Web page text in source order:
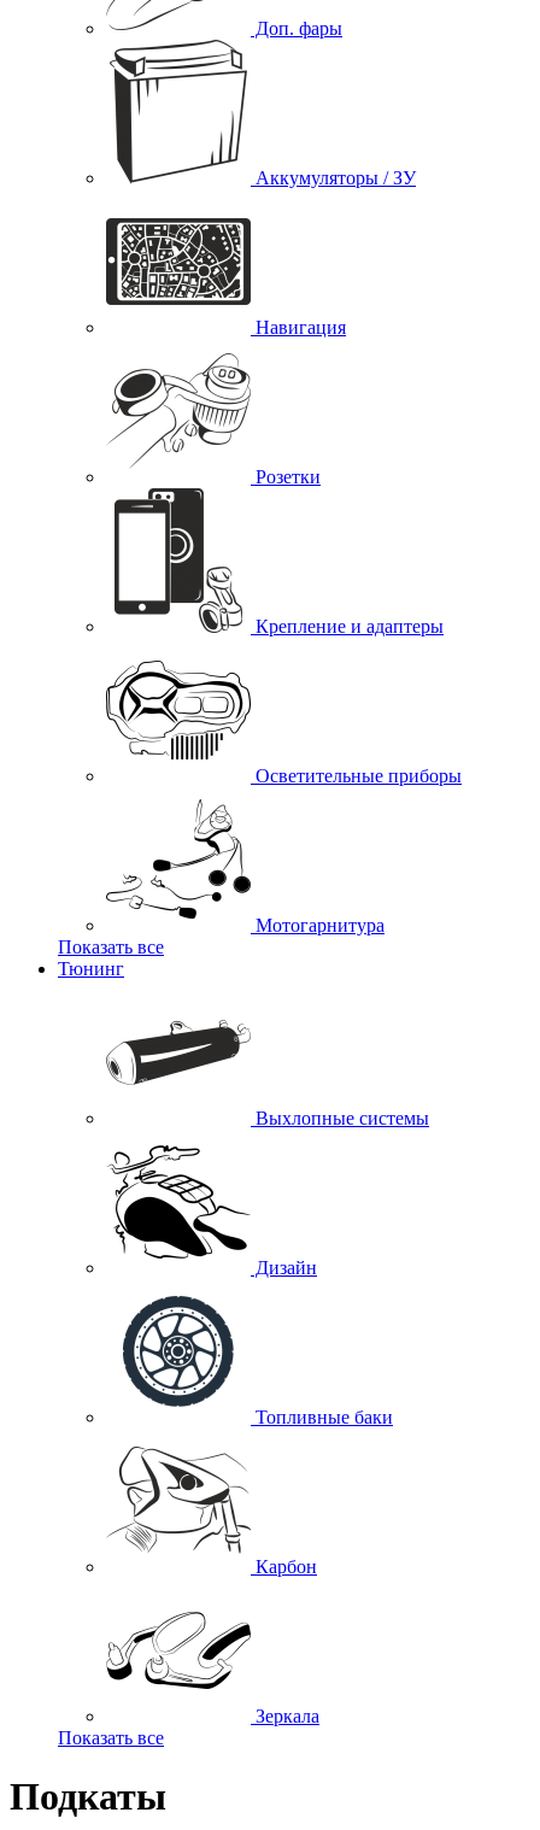
Доп. фары
Аккумуляторы / ЗУ
Навигация
Розетки
Крепление и адаптеры
Осветительные приборы
Мотогарнитура
Показать все
Тюнинг
Выхлопные системы
Дизайн
Топливные баки
Карбон
Зеркала
Показать все
Подкаты